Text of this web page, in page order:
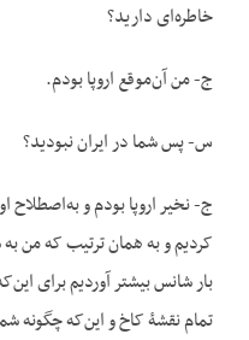
خاطره‌ای دارید؟
ج- من آن‌موقع اروپا بودم.
س- پس شما در ایران نبودید؟
ج- نخیر اروپا بودم و به‌اصطلاح
کردیم و به همان ترتیب که من
بار شانس بیشتر آوردیم برای
تمام نقشۀ کاخ و این‌که چگونه